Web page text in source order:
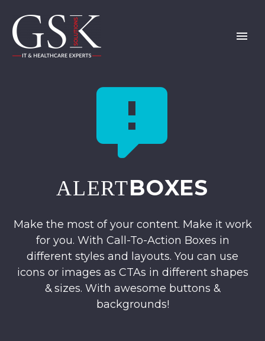


ALERTBOXES
Make the most of your content. Make it work
for you. With Call-To-Action Boxes in
different styles and layouts. You can use
icons or images as CTAs in different shapes
& sizes. With awesome buttons &
backgrounds!